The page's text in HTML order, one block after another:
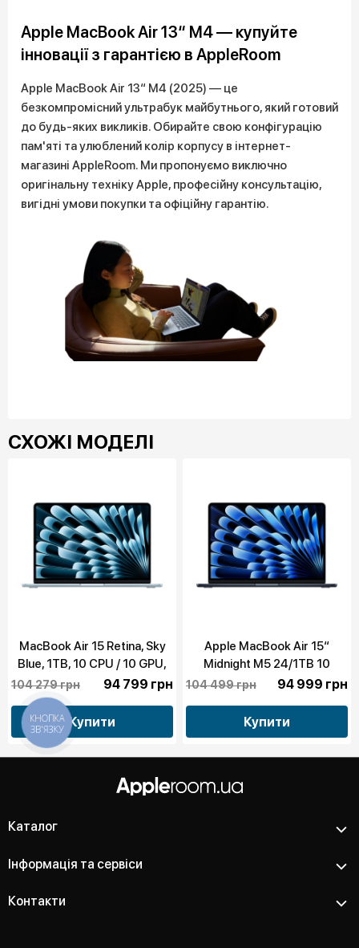
Apple MacBook Air 13“ M4 — купуйте
інновації з гарантією в AppleRoom
Apple MacBook Air 13“ M4 (2025) — це
безкомпромісний ультрабук майбутнього, який готовий
до будь-яких викликів. Обирайте свою конфігурацію
пам'яті та улюблений колір корпусу в інтернет-
магазині AppleRoom. Ми пропонуємо виключно
оригінальну техніку Apple, професійну консультацію,
вигідні умови покупки та офіційну гарантію.
СХОЖІ МОДЕЛІ
MacBook Air 15 Retina, Sky
Blue, 1TB, 10 CPU / 10 GPU,
24GB RAM with Apple M5
104 279 грн 94 799 грн
Купити
Apple MacBook Air 15“
Midnight M5 24/1TB 10
CPU/10 GPU 2026 (MDVN4)
104 499 грн 94 999 грн
Купити
Каталог
Інформація та сервіси
Контакти
КНОПКА
ЗВ'ЯЗКУ